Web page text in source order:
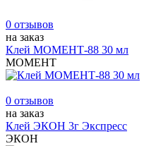
0 отзывов
на заказ
Клей МОМЕНТ-88 30 мл
МОМЕНТ
0 отзывов
на заказ
Клей ЭКОН 3г Экспресс
ЭКОН